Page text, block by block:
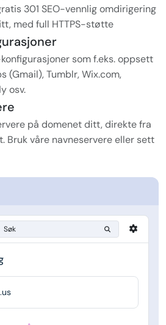
Søk
301 SEO-vennlig omdirigering
med full HTTPS-støtte
som f.eks. oppsett
(Gmail), Tumblr, Wix.com,
osv.
på domenet ditt, direkte fra
Bruk våre navneservere eller sett